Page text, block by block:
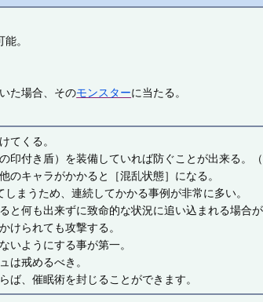
。
た場合、そのモンスターに当たる。
てくる。
印付き盾）を装備していれば防ぐことが出来る。（
のキャラがかかると［混乱状態］になる。
まうため、連続してかかる事例が非常に多い。
と何も出来ずに致命的な状況に追い込まれる場合が
けられても攻撃する。
いようにする事が第一。
は戒めるべき。
ば、催眠術を封じることができます。